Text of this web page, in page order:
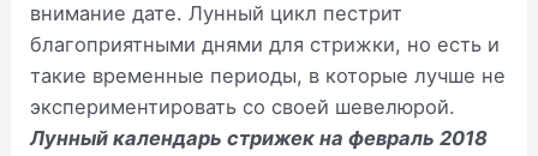
внимание дате. Лунный цикл пестрит
благоприятными днями для стрижки, но есть и
такие временные периоды, в которые лучше не
экспериментировать со своей шевелюрой.
Лунный календарь стрижек на февраль 2018